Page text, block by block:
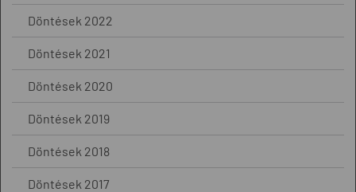
Döntések 2022
Döntések 2021
Döntések 2020
Döntések 2019
Döntések 2018
Döntések 2017